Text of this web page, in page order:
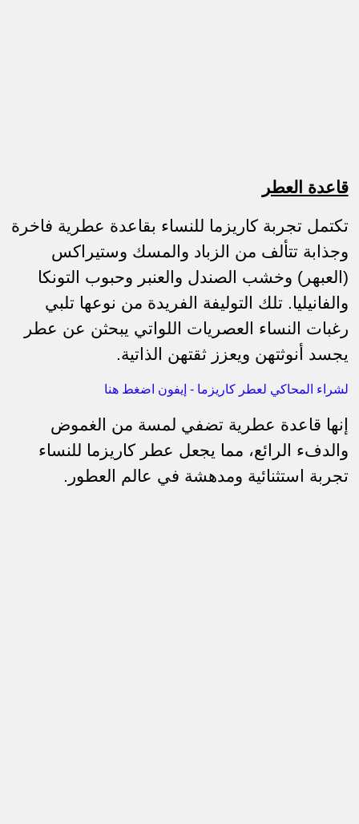
قاعدة العطر
تكتمل تجربة كاريزما للنساء بقاعدة عطرية فاخرة
وجذابة تتألف من الزباد والمسك وستيراكس
(العبهر) وخشب الصندل والعنبر وحبوب التونكا
والفانيليا. تلك التوليفة الفريدة من نوعها تلبي
رغبات النساء العصريات اللواتي يبحثن عن عطر
يجسد أنوثتهن ويعزز ثقتهن الذاتية.
لشراء المحاكي لعطر كاريزما - إيفون اضغط هنا
إنها قاعدة عطرية تضفي لمسة من الغموض
والدفء الرائع، مما يجعل عطر كاريزما للنساء
تجربة استثنائية ومدهشة في عالم العطور.